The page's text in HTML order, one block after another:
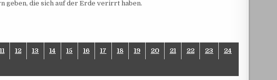
geben, die sich auf der Erde verirrt haben.
11 12 13 14 15 16 17 18 19 20 21 22 23 24